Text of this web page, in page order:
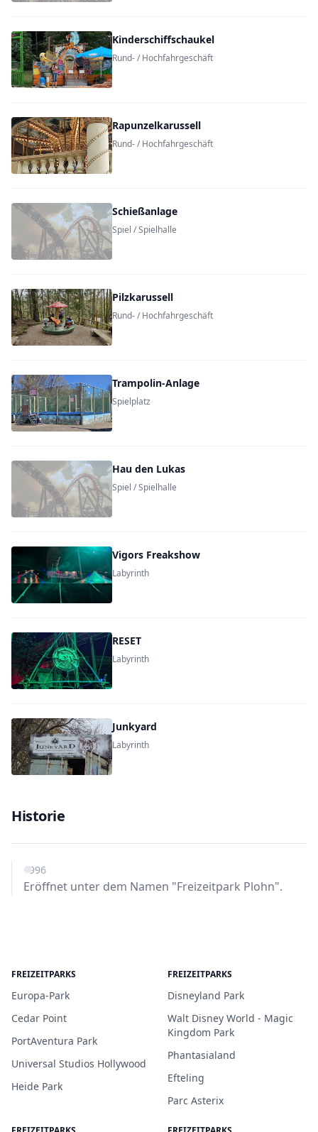
Kinderschiffschaukel
Rund- / Hochfahrgeschäft
Rapunzelkarussell
Rund- / Hochfahrgeschäft
Schießanlage
Spiel / Spielhalle
Pilzkarussell
Rund- / Hochfahrgeschäft
Trampolin-Anlage
Spielplatz
Hau den Lukas
Spiel / Spielhalle
Vigors Freakshow
Labyrinth
RESET
Labyrinth
Junkyard
Labyrinth
Historie
1996
Eröffnet unter dem Namen "Freizeitpark Plohn".
FREIZEITPARKS
Europa-Park
Cedar Point
PortAventura Park
Universal Studios Hollywood
Heide Park
FREIZEITPARKS
Disneyland Park
Walt Disney World - Magic
Kingdom Park
Phantasialand
Efteling
Parc Asterix